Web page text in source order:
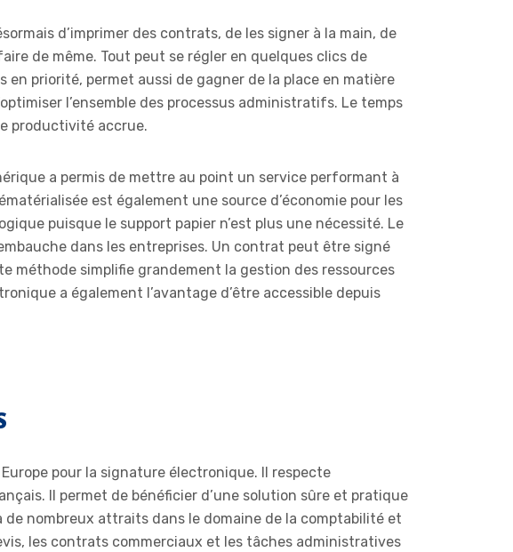
d’imprimer des contrats, de les signer à la main, de
de même. Tout peut se régler en quelques clics de
priorité, permet aussi de gagner de la place en matière
l’ensemble des processus administratifs. Le temps
productivité accrue.
a permis de mettre au point un service performant à
est également une source d’économie pour les
puisque le support papier n’est plus une nécessité. Le
dans les entreprises. Un contrat peut être signé
méthode simplifie grandement la gestion des ressources
a également l’avantage d’être accessible depuis
pour la signature électronique. Il respecte
Il permet de bénéficier d’une solution sûre et pratique
nombreux attraits dans le domaine de la comptabilité et
les contrats commerciaux et les tâches administratives